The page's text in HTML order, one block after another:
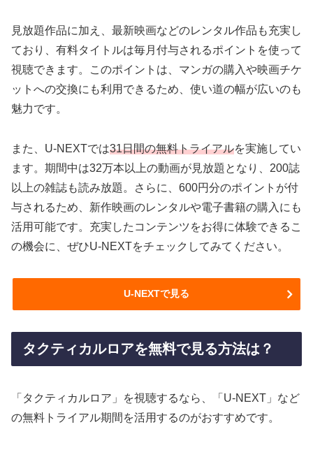
見放題作品に加え、最新映画などのレンタル作品も充実し
ており、有料タイトルは毎月付与されるポイントを使って
視聴できます。このポイントは、マンガの購入や映画チケ
ットへの交換にも利用できるため、使い道の幅が広いのも
魅力です。
また、U-NEXTでは31日間の無料トライアルを実施してい
ます。期間中は32万本以上の動画が見放題となり、200誌
以上の雑誌も読み放題。さらに、600円分のポイントが付
与されるため、新作映画のレンタルや電子書籍の購入にも
活用可能です。充実したコンテンツをお得に体験できるこ
の機会に、ぜひU-NEXTをチェックしてみてください。
U-NEXTで見る
タクティカルロアを無料で見る方法は？
「タクティカルロア」を視聴するなら、「U-NEXT」など
の無料トライアル期間を活用するのがおすすめです。